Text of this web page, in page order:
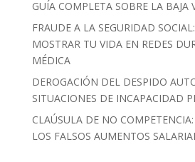
GUÍA COMPLETA SOBRE LA BAJA
FRAUDE A LA SEGURIDAD
MOSTRAR TU VIDA EN REDES
MÉDICA
DEROGACIÓN DEL DESPIDO
SITUACIONES DE INCAPACIDAD
CLAÚSULA DE NO
LOS FALSOS AUMENTOS